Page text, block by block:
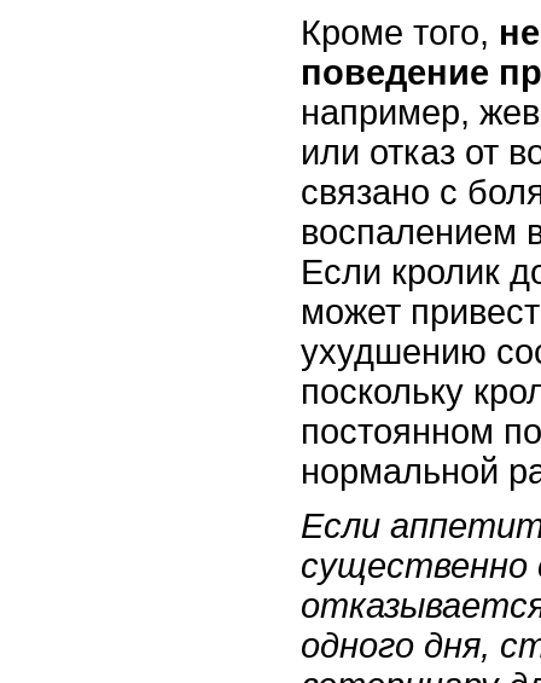
Кроме того,
поведение
например,
или отказ от
связано с
воспалением
Если кролик
может
ухудшению
поскольку
постоянном
нормальной
Если
существенно
одного дня,